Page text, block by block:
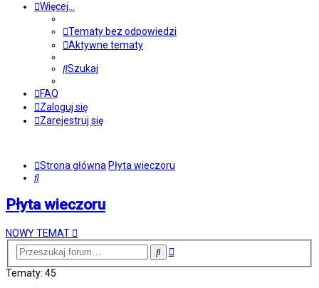
Więcej…
Tematy bez odpowiedzi
Aktywne tematy
Szukaj
FAQ
Zaloguj się
Zarejestruj się
Strona główna Płyta wieczoru
Szukaj
Płyta wieczoru
NOWY TEMAT
SzukajWyszukiwanie
Tematy: 45